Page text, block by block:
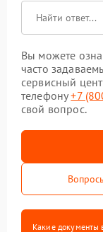
Вы можете
часто
сервисный
телефону+7
свой вопрос.
Какие документы